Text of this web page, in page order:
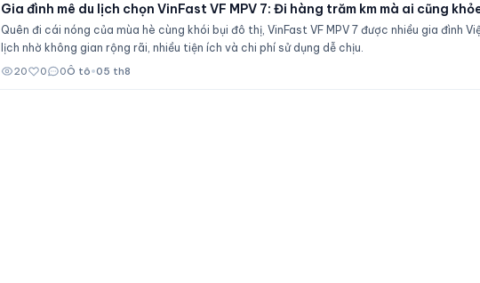
Gia đình mê du lịch chọn VinFast VF MPV 7: Đi hàng trăm km mà ai cũng
Quên đi cái nóng của mùa hè cùng khói bụi đô thị, VinFast VF MPV 7 được nhiều gia đình
lịch nhờ không gian rộng rãi, nhiều tiện ích và chi phí sử dụng dễ chịu.
20 0 0Ô tô•05 th8